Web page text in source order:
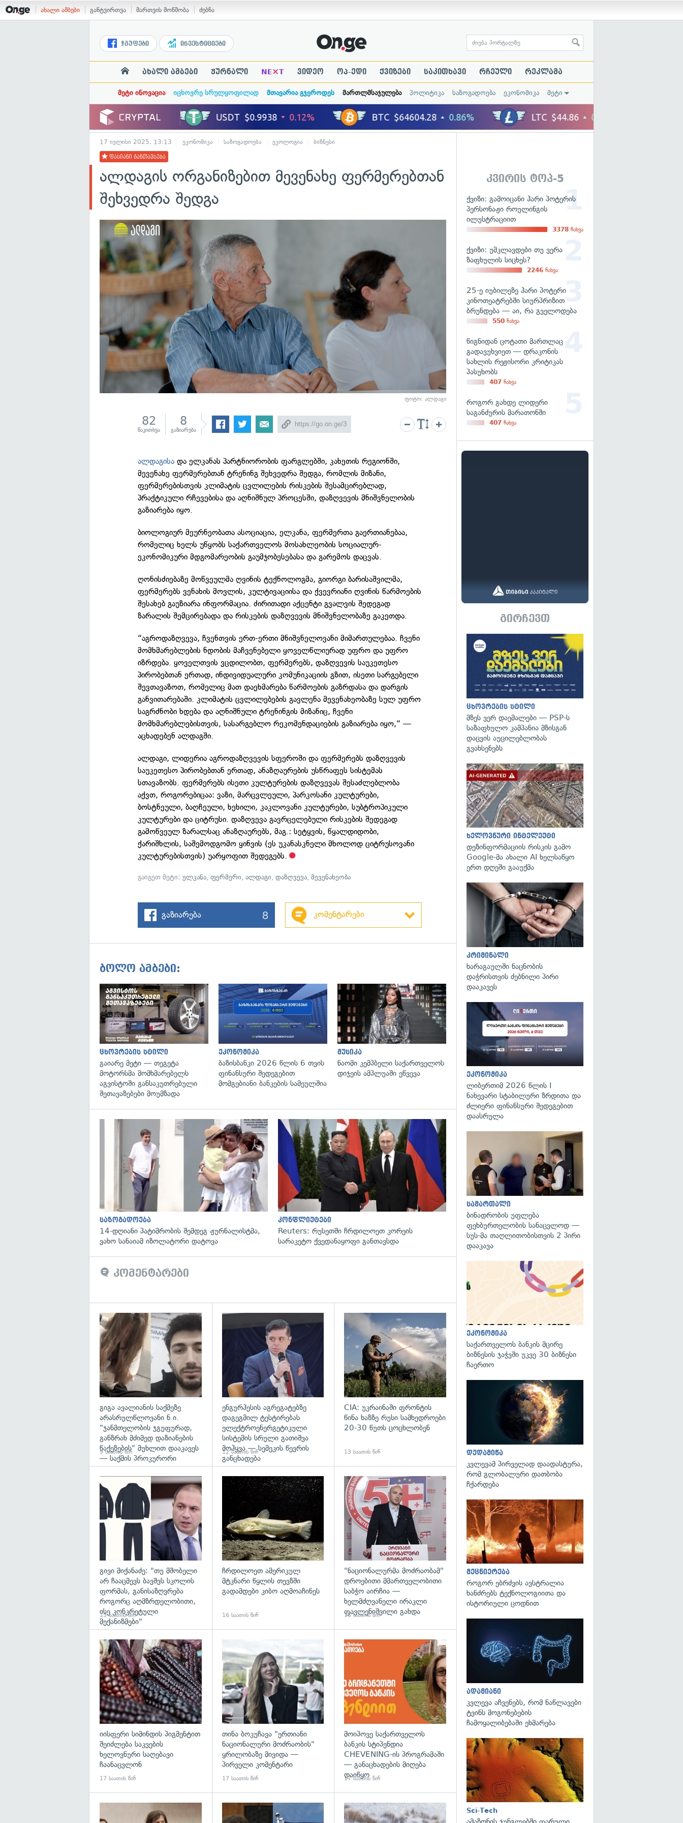
ახალი ამბები განტვირთვა მართვის მოწმობა ძებნა
ჯგუფები ინვესტიციები
ახალი ამბები ჟურნალი NE×T ვიდეო ოპ-ედი ქვიზები საკითხავი რჩეული რეკლამა
მეტი ინოვაცია იცხოვრე სრულყოფილად მთავარია გჯეროდეს მართლმსაჯულება პოლიტიკა საზოგადოება ეკონომიკა მეტი
17 ივლისი 2025, 13:13 ეკონომიკა საზოგადოება ეკოლოგია ბიზნესი
ფასიანი განთავსება
ალდაგის ორგანიზებით მევენახე ფერმერებთან
შეხვედრა შედგა
ფოტო: ალდაგი
82
წაკითხვა
8
გაზიარება
ალდაგისა და ელკანას პარტნიორობის ფარგლებში, კახეთის რეგიონში,
მევენახე ფერმერებთან ტრენინგ შეხვედრა შედგა, რომლის მიზანი,
ფერმერებისთვის კლიმატის ცვლილების რისკების შესამცირებლად,
პრაქტიკული რჩევებისა და აღნიშნულ პროცესში, დაზღვევის მნიშვნელობის
გაზიარება იყო.
ბიოლოგიურ მეურნეობათა ასოციაცია, ელკანა, ფერმერთა გაერთიანებაა,
რომელიც ხელს უწყობს საქართველოს მოსახლეობის სოციალურ-
ეკონომიკური მდგომარეობის გაუმჯობესებასა და გარემოს დაცვას.
ღონისძიებაზე მოწვეულმა ღვინის ტექნოლოგმა, გიორგი ბარისაშვილმა,
ფერმერებს ვენახის მოვლის, კულტივაციისა და ქვევრიანი ღვინის წარმოების
შესახებ გაუზიარა ინფორმაცია. ძირითადი აქცენტი გვალვის შედეგად
ზარალის შემცირებადა და რისკების დაზღვევის მნიშვნელობაზე გაკეთდა.
“აგროდაზღვევა, ჩვენთვის ერთ-ერთი მნიშვნელოვანი მიმართულებაა. ჩვენი
მომხმარებლების ნდობის მაჩვენებელი ყოველწლიურად უფრო და უფრო
იზრდება. ყოველთვის ვცდილობთ, ფერმერებს, დაზღვევის საუკეთესო
პირობებთან ერთად, ინდივიდუალური კომუნიკაციის გზით, ისეთი სარგებელი
შევთავაზოთ, რომელიც მათ დაეხმარება წარმოების გაზრდასა და დარგის
განვითარებაში. კლიმატის ცვლილებების გავლენა მევენახეობაზე სულ უფრო
საგრძნობი ხდება და აღნიშნული ტრენინგის მიზანიც, ჩვენი
მომხმარებლებისთვის, სასარგებლო რეკომენდაციების გაზიარება იყო,“ —
აცხადებენ ალდაგში.
ალდაგი, ლიდერია აგროდაზღვევის სფეროში და ფერმერებს დაზღვევის
საუკეთესო პირობებთან ერთად, ანაზღაურების უსწრაფეს სისტემას
სთავაზობს. ფერმერებს ისეთი კულტურების დაზღვევას შესაძლებლობა
აქვთ, როგორებიცაა: ვაზი, მარცვლეული, პარკოსანი კულტურები,
ბოსტნეული, ბაღჩეული, ხეხილი, კაკლოვანი კულტურები, სუბტროპიკული
კულტურები და ციტრუსი. დაზღვევა გავრცელებული რისკების შედეგად
გამოწვეულ ზარალსაც ანაზღაურებს, მაგ.: სეტყვის, წყალდიდობი,
ქარიშხლის, საშემოდგომო ყინვის (ეს უკანასკნელი მხოლოდ ციტრუსოვანი
კულტურებისთვის) უარყოფით შედეგებს.
გაიგეთ მეტი:ელკანა,ფერმერი,ალდაგი,დაზღვევა,მევენახეობა
გაზიარება 8 კომენტარები
ბოლო ამბები:
ცხოვრების სტილი
გაიარე მეტი — თეგეტა
მოტორსმა მომხმარებელს
აგვისტოში განსაკუთრებული
შეთავაზებები მოუმზადა
ეკონომიკა
ბაზისბანკი 2026 წლის 6 თვის
ფინანსური შედეგებით
მომგებიანი ბანკების სამეულშია
მუსიკა
ნაომი კემპბელი საქართველოს
დიჯეის ამპლუაში ეწვევა
გადახედვა
საზოგადოება
14-დღიანი პატიმრობის შემდეგ ჟურნალისტმა,
ვახო სანაიამ იზოლატორი დატოვა
კონფლიქტები
Reuters: რუსეთში ჩრდილოეთ კორეის
სარაკეტო ქვედანაყოფი განთავსდა
კომენტარები
გიგა ავალიანის საქმეზე
არასრულწლოვანი ნ.ი.
"ჯანმთელობის ჯგუფურად,
განზრახ მძიმედ დაზიანების
წაქეზების" მუხლით დააკავეს
— საქმის პროკურორი
9 საათის წინ
გადახედვა
ენგურჰესის აგრეგატებზე
დაგეგმილ ტესტირებას
ელექტროენერგეტიკული
სისტემის სრული გათიშვა
მოჰყვა — სემეკის წევრის
განცხადება
12 საათის წინ
გადახედვა
CIA: უკრაინაში ფრონტის
წინა ხაზზე რუსი სამხედროები
20-30 წუთს ცოცხლობენ
13 საათის წინ
გადახედვა
გივი მიქანაძე: "თუ მშობელი
არ ჩააცმევს ბავშვს სკოლის
ფორმას, განისაზღვრება
როგორც აღმზრდელობითი,
ისე კონკრეტული
მექანიზმები"
15 საათის წინ
გადახედვა
ჩრდილოეთ ამერიკულ
მტკნარი წყლის თევზში
გადამდები კიბო აღმოაჩინეს
16 საათის წინ
გადახედვა
"ნაციონალურმა მოძრაობამ"
დროებითი მმართველობითი
საბჭო აირჩია —
ხელმძღვანელი ირაკლი
ფავლენიშვილი გახდა
16 საათის წინ
იისფერი სიმინდის პიგმენტით
შეიძლება საკვების
ხელოვნური საღებავი
ჩაანაცვლონ
17 საათის წინ
გადახედვა
თინა ბოკუჩავა "ერთიანი
ნაციონალური მოძრაობის"
ყრილობაზე მივიდა —
პირველი კომენტარი
17 საათის წინ
მოიპოვე საქართველოს
ბანკის სტიპენდია
CHEVENING-ის პროგრამაში
— განაცხადების მიღება
დაიწყო
17 საათის წინ
გადახედვა გადახედვა გადახედვა
კვირის ტოპ-5
ქვიზი: გამოიცანი ჰარი პოტერის
პერსონაჟი როულინგის
ილუსტრაციით
3378 ნახვა
ქვიზი: უმკლავდები თუ ვერა
ზაფხულის სიცხეს?
2246 ნახვა
25-ე იუბილეზე ჰარი პოტერი
კინოთეატრებში სიურპრიზით
ბრუნდება — აი, რა გველოდება
550 ნახვა
წიგნიდან ცოტათი მართლაც
გადავუხვიეთ — დრაკონის
სახლის რეჟისორი კრიტიკას
პასუხობს
407 ნახვა
როგორ გახდე ლიდერი
საგანძურის მარათონში
407 ნახვა
გირჩევთ
ცხოვრების სტილი
მზეს ვერ დაემალები — PSP-ს
საზაფხულო კამპანია მზისგან
დაცვის აუცილებლობას
გვახსენებს
ხელოვნური ინტელექტი
დეზინფორმაციის რისკის გამო
Google-მა ახალი AI ხელსაწყო
ერთ დღეში გააუქმა
კრიმინალი
ხარაგაულში ნაცნობის
დაჭრისთვის ძებნილი პირი
დააკავეს
ეკონომიკა
ლიბერთიმ 2026 წლის I
ნახევარი სტაბილური ზრდითა და
ძლიერი ფინანსური შედეგებით
დაასრულა
სამართალი
ბინადრობის უფლება
ფეხბურთელობის სანაცვლოდ —
სუს-მა თაღლითობისთვის 2 პირი
დააკავა
ეკონომიკა
საქართველოს ბანკის მცირე
ბიზნესის ჯაჭვში უკვე 30 ბიზნესი
ჩაერთო
დედამიწა
კვლევამ პირველად დაადასტურა,
რომ გლობალური დათბობა
ჩქარდება
მეცნიერება
როგორ ებრძვის ავსტრალია
ხანძრებს ტექნოლოგიითა და
ისტორიული ცოდნით
ადამიანი
კვლევა აჩვენებს, რომ ნაწლავები
ტვინს მოგონებების
ჩამოყალიბებაში ეხმარება
Sci-Tech